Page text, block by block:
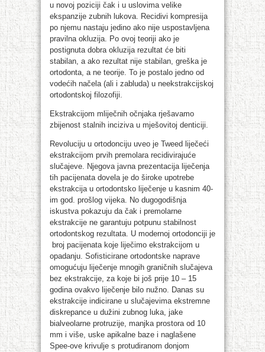
u novoj poziciji čak i u uslovima velike
ekspanzije zubnih lukova. Recidivi kompresija
po njemu nastaju jedino ako nije uspostavljena
pravilna okluzija. Po ovoj teoriji ako je
postignuta dobra okluzija rezultat će biti
stabilan, a ako rezultat nije stabilan, greška je
ortodonta, a ne teorije. To je postalo jedno od
vodećih načela (ali i zabluda) u neekstrakcijskoj
ortodontskoj filozofiji.
Ekstrakcijom mliječnih očnjaka rješavamo
zbijenost stalnih inciziva u mješovitoj denticiji.
Revoluciju u ortodonciju uveo je Tweed liječeći
ekstrakcijom prvih premolara recidivirajuće
slučajeve. Njegova javna prezentacija liječenja
tih pacijenata dovela je do široke upotrebe
ekstrakcija u ortodontsko liječenje u kasnim 40-
im god. prošlog vijeka. No dugogodišnja
iskustva pokazuju da čak i premolarne
ekstrakcije ne garantuju potpunu stabilnost
ortodontskog rezultata. U modernoj ortodonciji je
broj pacijenata koje liječimo ekstrakcijom u
opadanju. Sofisticirane ortodontske naprave
omogućuju liječenje mnogih graničnih slučajeva
bez ekstrakcije, za koje bi još prije 10 – 15
godina ovakvo liječenje bilo nužno. Danas su
ekstrakcije indicirane u slučajevima ekstremne
diskrepance u dužini zubnog luka, jake
bialveolarne protruzije, manjka prostora od 10
mm i više, uske apikalne baze i naglašene
Spee-ove krivulje s protudiranom donjom